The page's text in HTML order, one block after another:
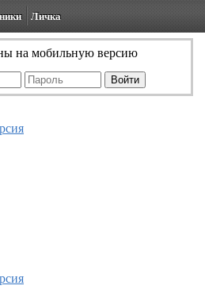
Личка
на мобильную версию